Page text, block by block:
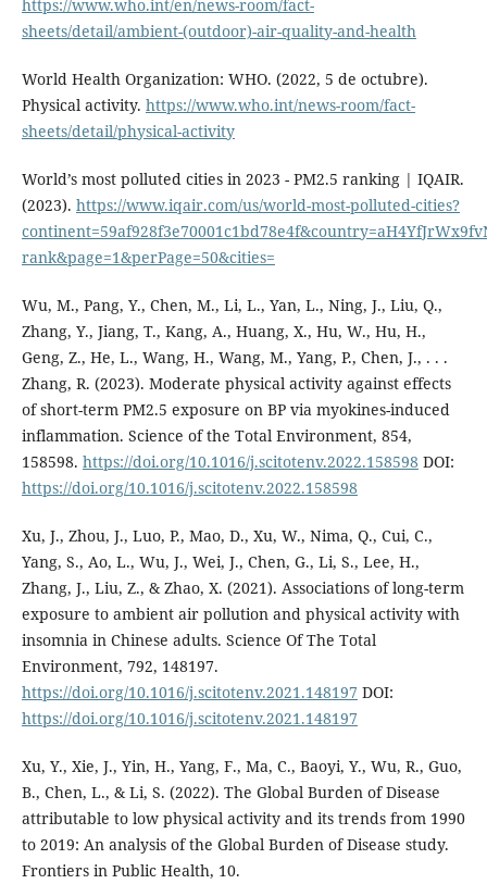
https://www.who.int/en/news-room/fact-
sheets/detail/ambient-(outdoor)-air-quality-and-health
World Health Organization: WHO. (2022, 5 de octubre).
Physical activity. https://www.who.int/news-room/fact-
sheets/detail/physical-activity
World’s most polluted cities in 2023 - PM2.5 ranking | IQAIR.
(2023). https://www.iqair.com/us/world-most-polluted-cities?
rank&page=1&perPage=50&cities=
Wu, M., Pang, Y., Chen, M., Li, L., Yan, L., Ning, J., Liu, Q.,
Zhang, Y., Jiang, T., Kang, A., Huang, X., Hu, W., Hu, H.,
Geng, Z., He, L., Wang, H., Wang, M., Yang, P., Chen, J., . . .
Zhang, R. (2023). Moderate physical activity against effects
of short-term PM2.5 exposure on BP via myokines-induced
inflammation. Science of the Total Environment, 854,
158598. https://doi.org/10.1016/j.scitotenv.2022.158598 DOI:
https://doi.org/10.1016/j.scitotenv.2022.158598
Xu, J., Zhou, J., Luo, P., Mao, D., Xu, W., Nima, Q., Cui, C.,
Yang, S., Ao, L., Wu, J., Wei, J., Chen, G., Li, S., Lee, H.,
Zhang, J., Liu, Z., & Zhao, X. (2021). Associations of long-term
exposure to ambient air pollution and physical activity with
insomnia in Chinese adults. Science Of The Total
Environment, 792, 148197.
https://doi.org/10.1016/j.scitotenv.2021.148197 DOI:
https://doi.org/10.1016/j.scitotenv.2021.148197
Xu, Y., Xie, J., Yin, H., Yang, F., Ma, C., Baoyi, Y., Wu, R., Guo,
B., Chen, L., & Li, S. (2022). The Global Burden of Disease
attributable to low physical activity and its trends from 1990
to 2019: An analysis of the Global Burden of Disease study.
Frontiers in Public Health, 10.